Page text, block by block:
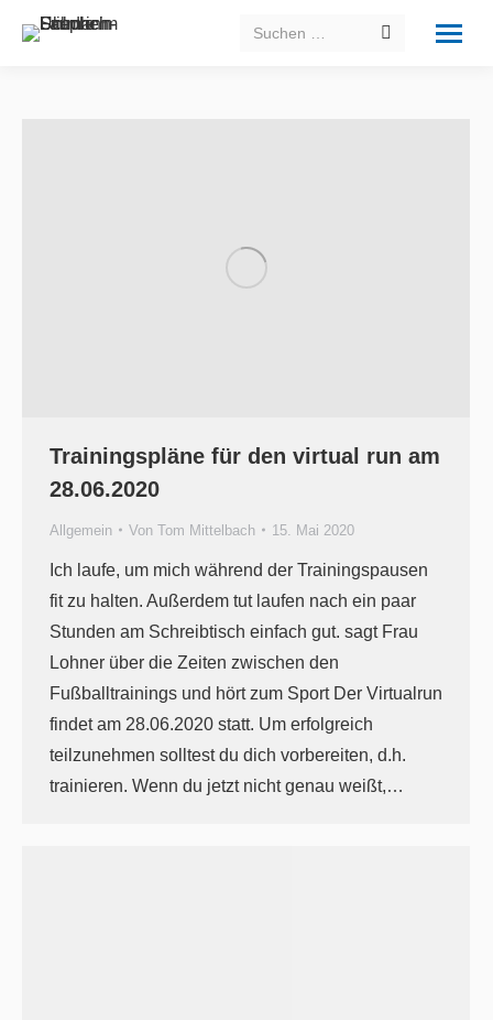
Search:
Trainingspläne für den virtual run am
28.06.2020
Allgemein Von Tom Mittelbach 15. Mai 2020
Ich laufe, um mich während der Trainingspausen
fit zu halten. Außerdem tut laufen nach ein paar
Stunden am Schreibtisch einfach gut. sagt Frau
Lohner über die Zeiten zwischen den
Fußballtrainings und hört zum Sport Der Virtualrun
findet am 28.06.2020 statt. Um erfolgreich
teilzunehmen solltest du dich vorbereiten, d.h.
trainieren. Wenn du jetzt nicht genau weißt,…